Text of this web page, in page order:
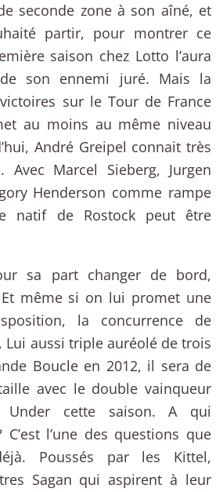
seconde zone à son aîné, et
partir, pour montrer ce
saison chez Lotto l’aura
son ennemi juré. Mais la
sur le Tour de France
au moins au même niveau
André Greipel connait très
Avec Marcel Sieberg, Jurgen
Henderson comme rampe
natif de Rostock peut être
sa part changer de bord,
même si on lui promet une
la concurrence de
Lui aussi triple auréolé de trois
Boucle en 2012, il sera de
avec le double vainqueur
cette saison. A qui
C’est l’une des questions que
Poussés par les Kittel,
Sagan qui aspirent à leur